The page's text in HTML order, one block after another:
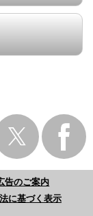
告のご案内
に基づく表示